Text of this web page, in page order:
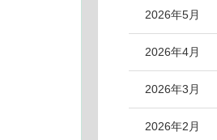
2026年5月
2026年4月
2026年3月
2026年2月